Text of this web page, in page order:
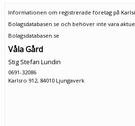
Informationen om registrerade företag på
Bolagsdatabasen.se och behöver inte vara
Bolagsdatabasen.se
Våla Gård
Stig Stefan Lundin
0691-32086
Karlsro 912, 84010 Ljungaverk